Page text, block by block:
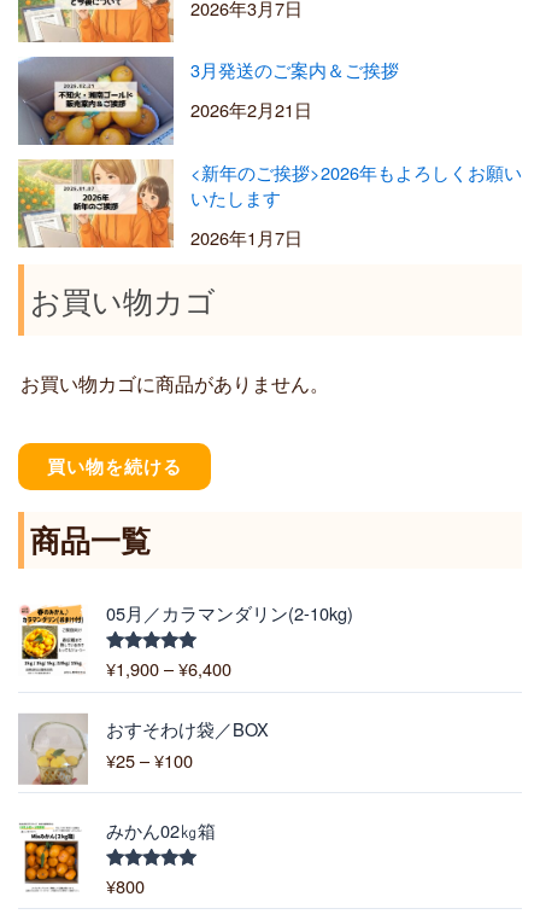
2026年3月7日
3月発送のご案内＆ご挨拶
2026年2月21日
<新年のご挨拶>2026年もよろしくお願い
いたします
2026年1月7日
お買い物カゴ
お買い物カゴに商品がありません。
買い物を続ける
商品一覧
05月／カラマンダリン(2-10kg)
5段階中
5.00
¥1,900 –¥6,400
価
格
:
1
6
おすそわけ袋／BOX
¥25 –¥100
価
格
帯
:
¥
2
5
みかん02㎏箱
5段階中
¥800